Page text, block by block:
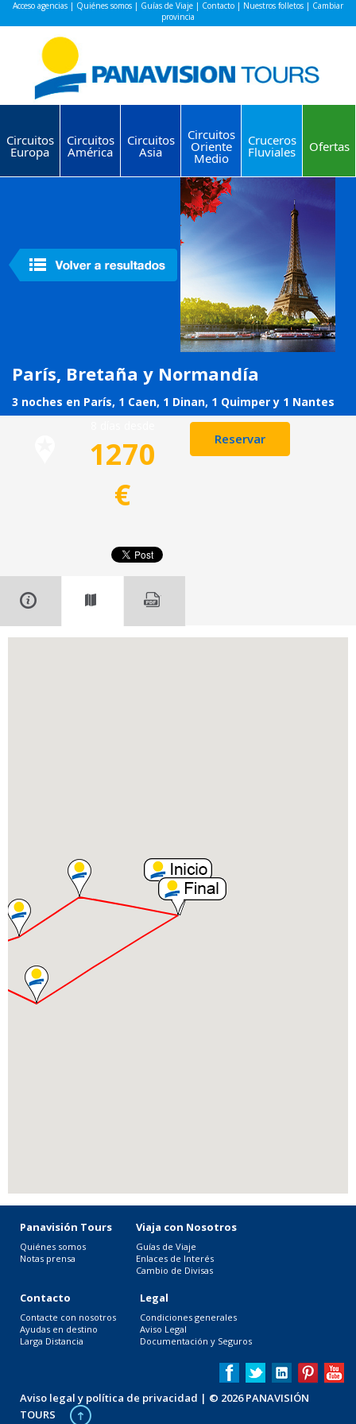
Acceso agencias | Quiénes somos | Guías de Viaje | Contacto | Nuestros folletos | Cambiar
provincia
Circuitos
Europa
Circuitos
América
Circuitos
Asia
Circuitos
Oriente
Medio
Cruceros
Fluviales Ofertas
París, Bretaña y Normandía
3 noches en París, 1 Caen, 1 Dinan, 1 Quimper y 1 Nantes
1270
€
Reservar
Panavisión Tours
Quiénes somos
Notas prensa
Viaja con Nosotros
Guías de Viaje
Enlaces de Interés
Cambio de Divisas
Contacto
Contacte con nosotros
Ayudas en destino
Larga Distancia
Legal
Condiciones generales
Aviso Legal
Documentación y Seguros
Aviso legal y política de privacidad | © 2026 PANAVISIÓN
TOURS